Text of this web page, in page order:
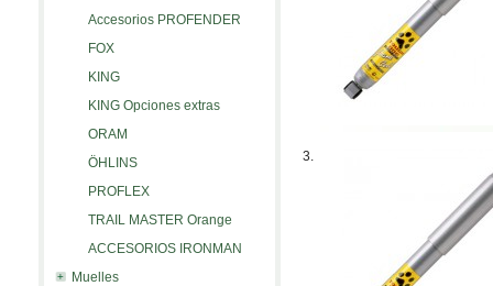
Accesorios PROFENDER
FOX
KING
KING Opciones extras
ORAM
ÖHLINS
PROFLEX
TRAIL MASTER Orange
ACCESORIOS IRONMAN
Muelles
3.